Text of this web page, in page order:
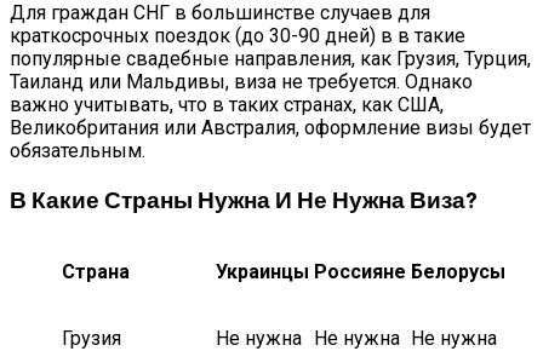
Для граждан СНГ в большинстве случаев для
краткосрочных поездок (до 30-90 дней) в в такие
популярные свадебные направления, как Грузия, Турция,
Таиланд или Мальдивы, виза не требуется. Однако
важно учитывать, что в таких странах, как США,
Великобритания или Австралия, оформление визы будет
обязательным.
В Какие Страны Нужна И Не Нужна Виза?
Страна Украинцы Россияне Белорусы
Грузия Не нужна Не нужна Не нужна